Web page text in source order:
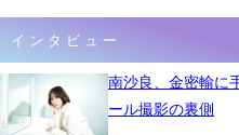
インタビュー
南沙良、金密輸に
ール撮影の裏側